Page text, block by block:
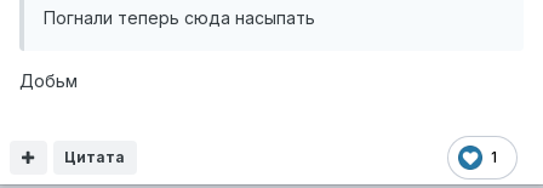
Погнали теперь сюда насыпать
Добьм
1
Цитата